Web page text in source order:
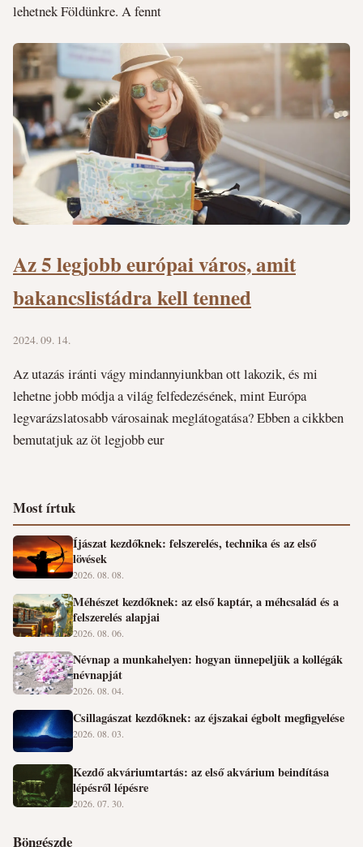
lehetnek Földünkre. A fennt
Az 5 legjobb európai város, amit
bakancslistádra kell tenned
2024. 09. 14.
Az utazás iránti vágy mindannyiunkban ott lakozik, és mi
lehetne jobb módja a világ felfedezésének, mint Európa
legvarázslatosabb városainak meglátogatása? Ebben a cikkben
bemutatjuk az öt legjobb eur
Most írtuk
Íjászat kezdőknek: felszerelés, technika és az első
lövések
2026. 08. 08.
Méhészet kezdőknek: az első kaptár, a méhcsalád és a
felszerelés alapjai
2026. 08. 06.
Névnap a munkahelyen: hogyan ünnepeljük a kollégák
névnapját
2026. 08. 04.
Csillagászat kezdőknek: az éjszakai égbolt megfigyelése
2026. 08. 03.
Kezdő akváriumtartás: az első akvárium beindítása
lépésről lépésre
2026. 07. 30.
Böngészde